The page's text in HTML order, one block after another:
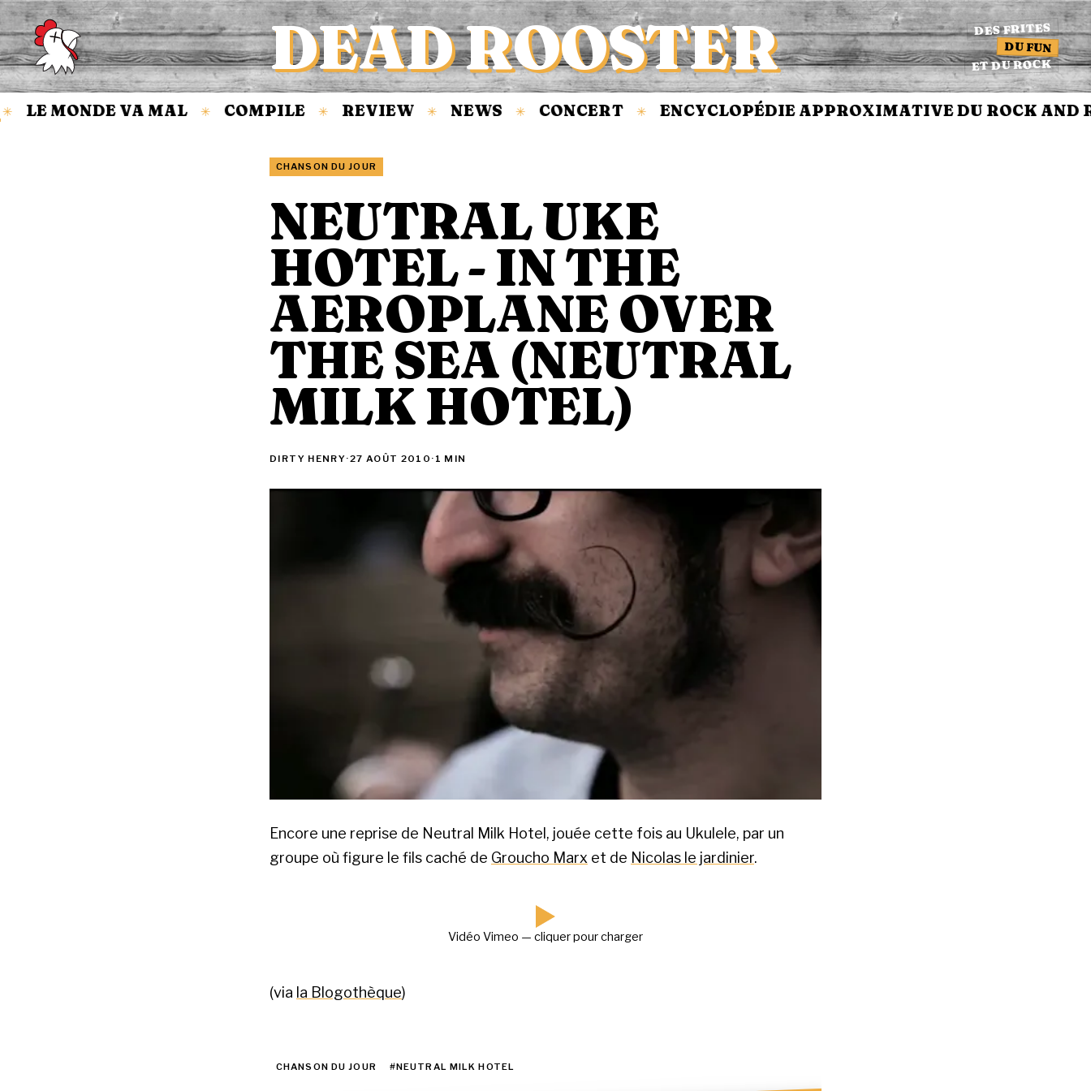
Accueil DEAD ROOSTER DES FRITES
DU FUN
ET DU ROCK
LE MONDE VA MAL ✳ COMPILE ✳ REVIEW ✳ NEWS ✳ CONCERT ✳ ENCYCLOPÉDIE APPROXIMATIVE DU ROCK AND
CHANSON DU JOUR
NEUTRAL UKE
HOTEL - IN THE
AEROPLANE OVER
THE SEA (NEUTRAL
MILK HOTEL)
DIRTY HENRY·27 AOÛT 2010 · 1 MIN
Encore une reprise de Neutral Milk Hotel, jouée cette fois au Ukulele, par un
groupe où figure le fils caché de Groucho Marx et de Nicolas le jardinier.
Vidéo Vimeo — cliquer pour charger
(via la Blogothèque)
CHANSON DU JOUR #NEUTRAL MILK HOTEL